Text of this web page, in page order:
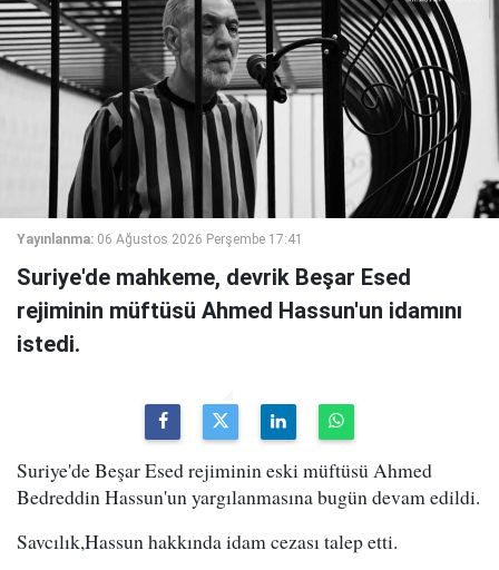
Yayınlanma: 06 Ağustos 2026 Perşembe 17:41
Suriye'de mahkeme, devrik Beşar Esed
rejiminin müftüsü Ahmed Hassun'un idamını
istedi.
Suriye'de Beşar Esed rejiminin eski müftüsü Ahmed
Bedreddin Hassun'un yargılanmasına bugün devam edildi.
Savcılık,Hassun hakkında idam cezası talep etti.